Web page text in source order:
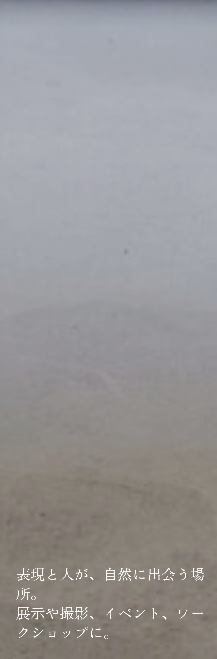
表現と人が、自然に出会う場
所。
展示や撮影、イベント、ワー
クショップに。